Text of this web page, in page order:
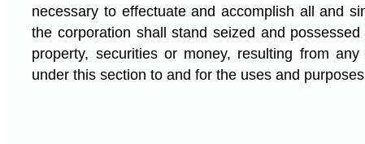
necessary to effectuate and accomplish all and
the corporation shall stand seized and
property, securities or money, resulting from
under this section to and for the uses and